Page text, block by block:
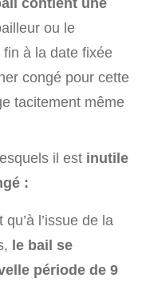
ou le
à la date fixée
congé pour cette
tacitement même
il est inutile
:
qu’à l’issue de la
le bail se
période de 9